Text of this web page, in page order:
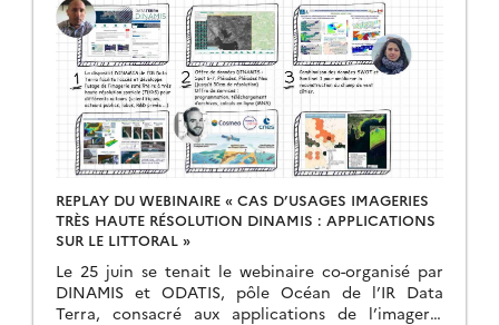
REPLAY DU WEBINAIRE « CAS D’USAGES IMAGERIES
TRÈS HAUTE RÉSOLUTION DINAMIS : APPLICATIONS
SUR LE LITTORAL »
Le 25 juin se tenait le webinaire co-organisé par
DINAMIS et ODATIS, pôle Océan de l’IR Data
Terra, consacré aux applications de l’imagerie